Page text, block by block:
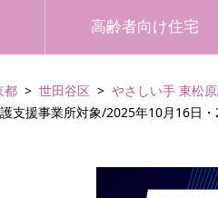
高齢者向け住宅
都 世田谷区 やさしい手 東松
支援事業所対象/2025年10月16日・